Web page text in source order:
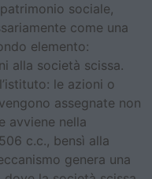
sociale,
come una
elemento:
alla società scissa.
le azioni o
assegnate non
avviene nella
c.c., bensì alla
genera una